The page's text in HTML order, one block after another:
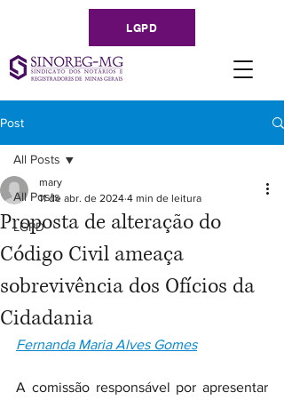
LGPD
Post
All Posts
LGPD
All Posts
Proposta de alteração do
Código Civil ameaça
sobrevivência dos Ofícios da
Cidadania
mary
11 de abr. de 2024 4 min de leitura
Fernanda Maria Alves Gomes
A comissão responsável por apresentar